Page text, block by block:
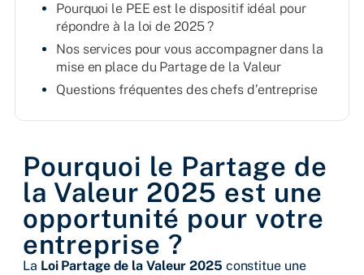
Pourquoi le PEE est le dispositif idéal pour
répondre à la loi de 2025 ?
Nos services pour vous accompagner dans la
mise en place du Partage de la Valeur
Questions fréquentes des chefs d’entreprise
Pourquoi le Partage de
la Valeur 2025 est une
opportunité pour votre
entreprise ?
La Loi Partage de la Valeur 2025 constitue une